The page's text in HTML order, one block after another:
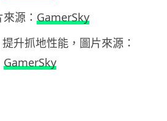
源： GamerSky
升抓地性能，圖片來源：
GamerSky